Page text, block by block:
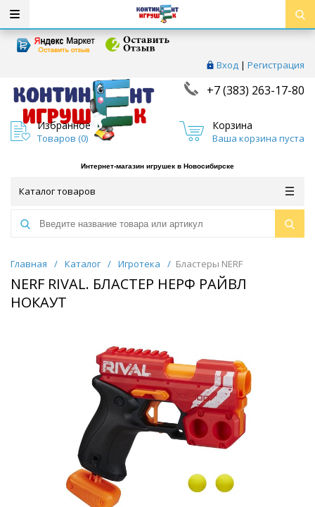
Вход | Регистрация
+7 (383) 263-17-80
Избранное
Товаров (0)
Корзина
Ваша корзина пуста
Интернет-магазин игрушек в Новосибирске
Каталог товаров
Главная / Каталог / Игротека / Бластеры NERF
NERF RIVAL. БЛАСТЕР НЕРФ РАЙВЛ
НОКАУТ